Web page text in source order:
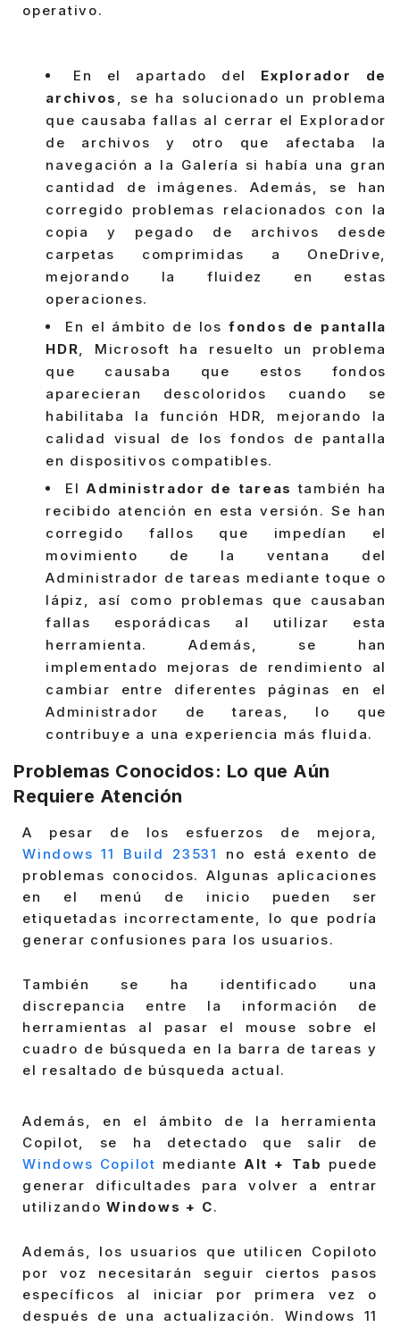
operativo.
En el apartado del Explorador de
archivos , se ha solucionado un problema
que causaba fallas al cerrar el Explorador
de archivos y otro que afectaba la
navegación a la Galería si había una gran
cantidad de imágenes. Además, se han
corregido problemas relacionados con la
copia y pegado de archivos desde
carpetas comprimidas a OneDrive,
mejorando la fluidez en estas
operaciones.
En el ámbito de los fondos de pantalla
HDR, Microsoft ha resuelto un problema
que causaba que estos fondos
aparecieran descoloridos cuando se
habilitaba la función HDR, mejorando la
calidad visual de los fondos de pantalla
en dispositivos compatibles.
El Administrador de tareas también ha
recibido atención en esta versión. Se han
corregido fallos que impedían el
movimiento de la ventana del
Administrador de tareas mediante toque o
lápiz, así como problemas que causaban
fallas esporádicas al utilizar esta
herramienta. Además, se han
implementado mejoras de rendimiento al
cambiar entre diferentes páginas en el
Administrador de tareas, lo que
contribuye a una experiencia más fluida.
Problemas Conocidos: Lo que Aún
Requiere Atención
A pesar de los esfuerzos de mejora,
Windows 11 Build 23531
no está exento de
problemas conocidos. Algunas aplicaciones
en el menú de inicio pueden ser
etiquetadas incorrectamente, lo que podría
generar confusiones para los usuarios.
También se ha identificado una
discrepancia entre la información de
herramientas al pasar el mouse sobre el
cuadro de búsqueda en la barra de tareas y
el resaltado de búsqueda actual.
Además, en el ámbito de la herramienta
Copilot, se ha detectado que salir de
Windows Copilot mediante Alt + Tab puede
generar dificultades para volver a entrar
utilizandoWindows + C.
Además, los usuarios que utilicen Copiloto
por voz necesitarán seguir ciertos pasos
específicos al iniciar por primera vez o
después de una actualización. Windows 11